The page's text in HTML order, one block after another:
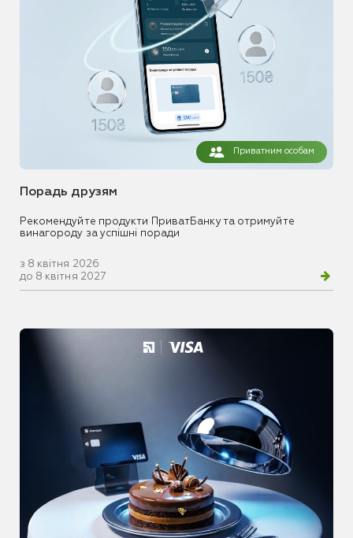
Приватним особам
Порадь друзям
Рекомендуйте продукти ПриватБанку та отримуйте
винагороду за успішні поради
з 8 квітня 2026
до 8 квітня 2027